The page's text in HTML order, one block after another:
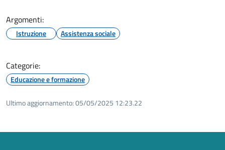
Argomenti:
Istruzione Assistenza sociale
Categorie:
Educazione e formazione
Ultimo aggiornamento:05/05/2025 12:23.22